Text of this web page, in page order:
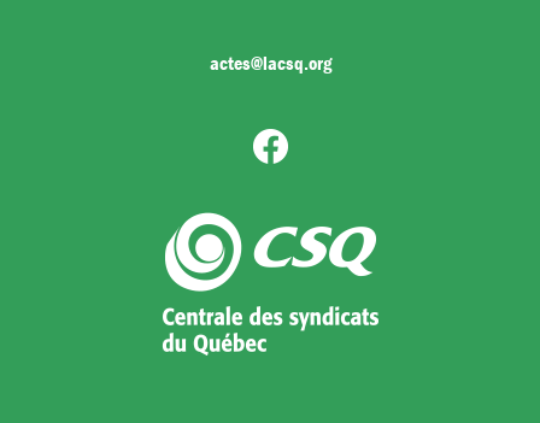
actes@lacsq.org